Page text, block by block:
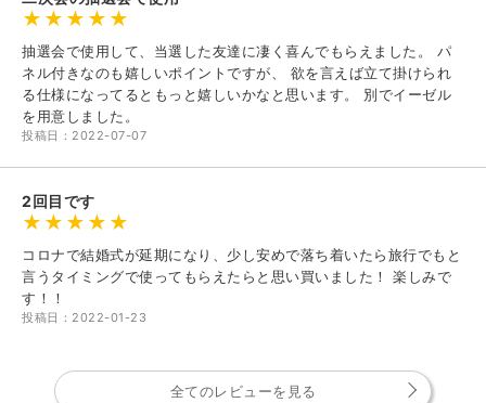
抽選会で使用して、当選した友達に凄く喜んでもらえました。 パ
ネル付きなのも嬉しいポイントですが、 欲を言えば立て掛けられ
る仕様になってるともっと嬉しいかなと思います。 別でイーゼル
を用意しました。
投稿日：2022-07-07
2回目です
コロナで結婚式が延期になり、少し安めで落ち着いたら旅行でもと
言うタイミングで使ってもらえたらと思い買いました！ 楽しみで
す！！
投稿日：2022-01-23
全てのレビューを見る